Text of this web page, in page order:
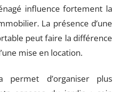
influence fortement la
La présence d’une
peut faire la différence
mise en location.
d’organiser plus